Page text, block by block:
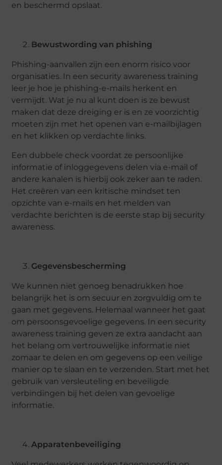
en beschermd opslaat.
Bewustwording van phishing
Phishing-aanvallen zijn een enorm risico voor
organisaties. In een security awareness training
leer je hoe je phishing-e-mails herkent en
vermijdt. Wat je nu al kunt doen is ze bewust
maken dat deze dreiging er is en ze voorzichtig
moeten zijn met het openen van e-mailbijlagen
en het klikken op verdachte links.
Een dubbele check voordat ze persoonlijke
informatie of inloggegevens delen via e-mail of
andere kanalen is hierbij ook zeker aan te raden.
Het creëren van een kritische mindset ten
opzichte van e-mails en het melden van
verdachte berichten is de eerste stap bij security
awareness.
Gegevensbescherming
We kunnen niet genoeg benadrukken hoe
belangrijk het is om secuur en zorgvuldig om te
gaan met gegevens. Helemaal wanneer het gaat
om persoonsgevoelige gegevens. In een security
awareness training geven ze extra aandacht aan
het belang om vertrouwelijke informatie niet
zomaar te delen en om gegevens op een veilige
manier op te slaan en te verzenden. Start met het
gebruik van versleuteling en beveiligde
verbindingen bij het delen van gevoelige
informatie.
Apparatenbeveiliging